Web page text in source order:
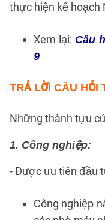
thực hiện kế hoạch
Xem lại: Câu
9
TRẢ LỜI CÂU HỎI
Những thành tựu
1. Công nghiệp:
- Được ưu tiên đầu
Công nghiệp